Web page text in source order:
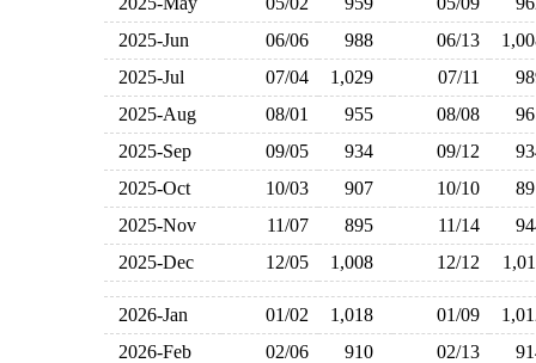
2025-Jun
06/06 988 06/13
2025-Jul
07/04 1,029 07/11
2025-Aug
08/01 955 08/08
2025-Sep
09/05 934 09/12
2025-Oct
10/03 907 10/10
2025-Nov
11/07 895 11/14
2025-Dec
12/05 1,008 12/12
2026-Jan 01/02 1,018 01/09
2026-Feb
02/06 910 02/13